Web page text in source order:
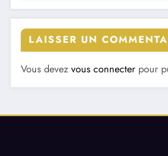
LAISSER UN
Vous devez vous connecter pour